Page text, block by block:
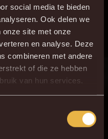
social media te bieden
Ook delen we
onze site met onze
en analyse. Deze
combineren met andere
of die ze hebben
van hun services.